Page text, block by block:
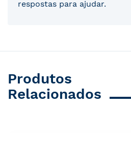
respostas para ajudar.
Produtos
Relacionados